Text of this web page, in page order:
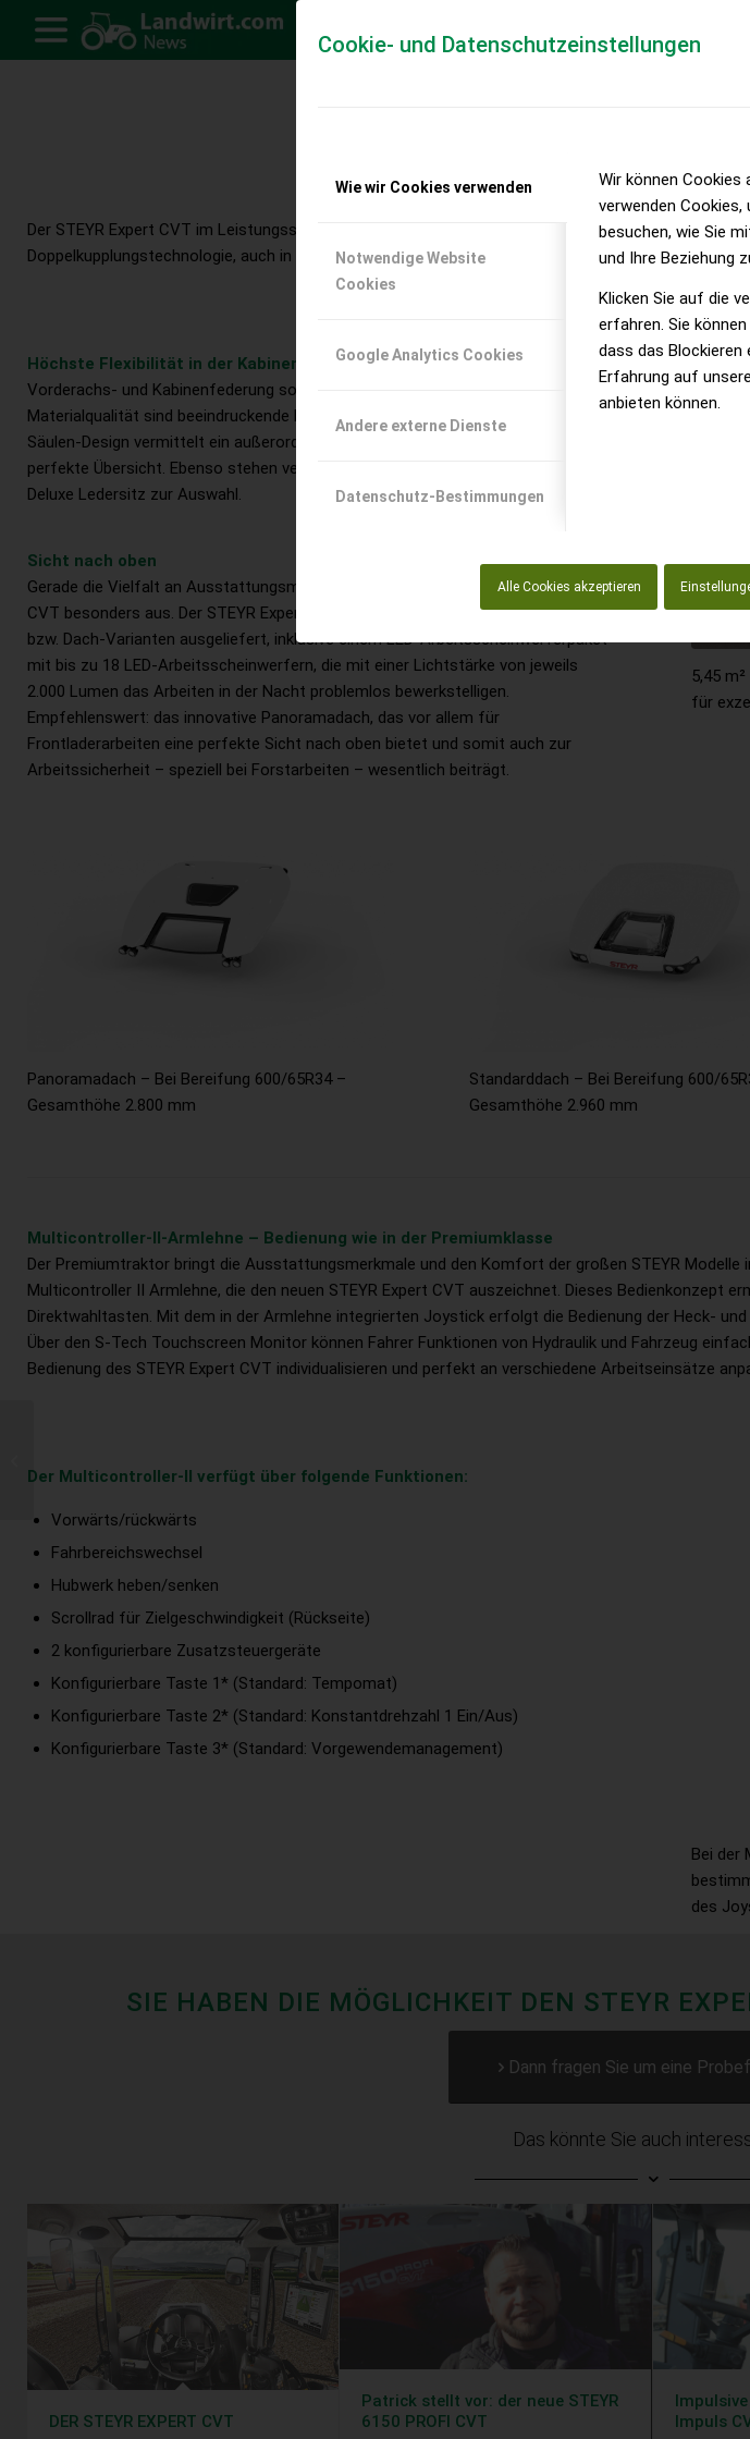
Cookie- und Datenschutzeinstellungen
Wie wir Cookies verwenden
Notwendige Website
Cookies
Google Analytics Cookies
Andere externe Dienste
Datenschutz-Bestimmungen
Wir können Cookies
verwenden
besuchen, wie Sie
und Ihre Beziehung
Klicken Sie auf die
erfahren. Sie
dass das Blockieren
Erfahrung auf
anbieten können.
Alle Cookies akzeptieren
Stufenloser Premium-Komfort in
Der STEYR Expert CVT im Leistungssegment zwischen 100 und 130 PS überzeugt nicht nur mit
Doppelkupplungstechnologie, auch in der Ausstattung und Bedienung lässt sich STEYR nichts
Höchste Flexibilität in der Kabinenausstattung
Vorderachs- und Kabinenfederung sowie eine geräumige Kabine mit höchster
Materialqualität sind beeindruckende Merkmale des neuen Traktors. Das 4-
Säulen-Design vermittelt ein außerordentlich großzügiges Raumgefühl und die
perfekte Übersicht. Ebenso stehen verschiedene Sitzoptionen inklusive einem
Deluxe Ledersitz zur Auswahl.
Sicht nach oben
Gerade die Vielfalt an Ausstattungsmöglichkeiten zeichnet den STEYR Expert
CVT besonders aus. Der STEYR Expert CVT wird mit drei verschiedenen Kabinen
bzw. Dach-Varianten ausgeliefert, inklusive einem LED-Arbeitsscheinwerferpaket
mit bis zu 18 LED-Arbeitsscheinwerfern, die mit einer Lichtstärke von jeweils
2.000 Lumen das Arbeiten in der Nacht problemlos bewerkstelligen.
Empfehlenswert: das innovative Panoramadach, das vor allem für
Frontladerarbeiten eine perfekte Sicht nach oben bietet und somit auch zur
Arbeitssicherheit – speziell bei Forstarbeiten – wesentlich beiträgt.
5,45
für
Panoramadach – Bei Bereifung 600/65R34 –
Gesamthöhe 2.800 mm
Standarddach – Bei Bereifung 600/
Gesamthöhe 2.960 mm
Multicontroller-II-Armlehne – Bedienung wie in der Premiumklasse
Der Premiumtraktor bringt die Ausstattungsmerkmale und den Komfort der großen STEYR
Multicontroller II Armlehne, die den neuen STEYR Expert CVT auszeichnet. Dieses Bedienkonzept
Direktwahltasten. Mit dem in der Armlehne integrierten Joystick erfolgt die Bedienung der Heck-
Über den S-Tech Touchscreen Monitor können Fahrer Funktionen von Hydraulik und Fahrzeug
Bedienung des STEYR Expert CVT individualisieren und perfekt an verschiedene Arbeitseinsätze
Der Multicontroller-II verfügt über folgende Funktionen:
Vorwärts/rückwärts
Fahrbereichswechsel
Hubwerk heben/senken
Scrollrad für Zielgeschwindigkeit (Rückseite)
2 konfigurierbare Zusatzsteuergeräte
Konfigurierbare Taste 1* (Standard: Tempomat)
Konfigurierbare Taste 2* (Standard: Konstantdrehzahl 1 Ein/Aus)
Konfigurierbare Taste 3* (Standard: Vorgewendemanagement)
Bei der
des
SIE HABEN DIE MÖGLICHKEIT DEN STEYR
Dann fragen Sie um eine
Das könnte Sie auch
DER STEYR EXPERT CVT
Patrick stellt vor: der neue STEYR
6150 PROFI CVT
Impuls
Krone Austria